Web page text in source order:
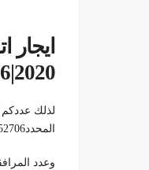
2020|01099552706
لذلك
المحدد01099552706
وعدد المرافقين